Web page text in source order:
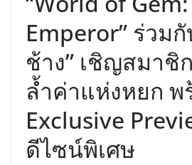
Emperor” ร่วม
ช้าง” เชิญสมาชิ
ล้ำค่าแห่งหยก พ
Exclusive
ดีไซน์พิเศษ